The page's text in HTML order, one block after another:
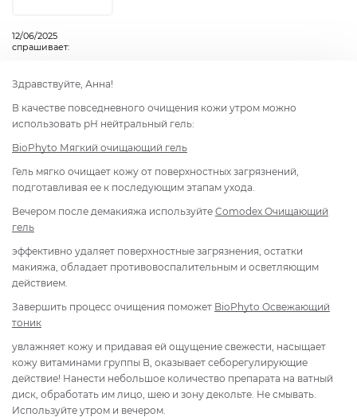
12/06/2025
спрашивает:
Здравствуйте, Анна!
В качестве повседневного очищения кожи утром можно
использовать рН нейтральный гель:
BioPhyto Мягкий очищающий гель
Гель мягко очищает кожу от поверхностных загрязнений,
подготавливая ее к последующим этапам ухода.
Вечером после демакияжа используйте Comodex Очищающий
гель
эффективно удаляет поверхностные загрязнения, остатки
макияжа, обладает противовоспалительным и осветляющим
действием.
Завершить процесс очищения поможет BioPhyto Освежающий
тоник
увлажняет кожу и придавая ей ощущение свежести, насыщает
кожу витаминами группы В, оказывает себорегулирующие
действие! Нанести небольшое количество препарата на ватный
диск, обработать им лицо, шею и зону декольте. Не смывать.
Используйте утром и вечером.